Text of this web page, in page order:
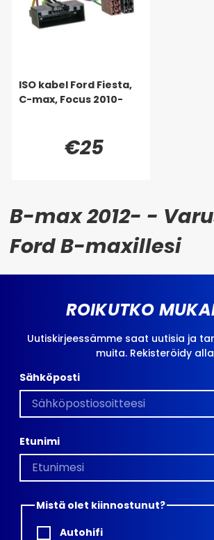
ISO kabel Ford Fiesta,
C-max, Focus 2010-
€25
B-max 2012- -
Ford B-maxillesi
ROIKUTKO
Uutiskirjeessämme saat uutisia ja
muita. Rekisteröidy
Sähköposti
Etunimi
Mistä olet kiinnostunut?
Autohifi